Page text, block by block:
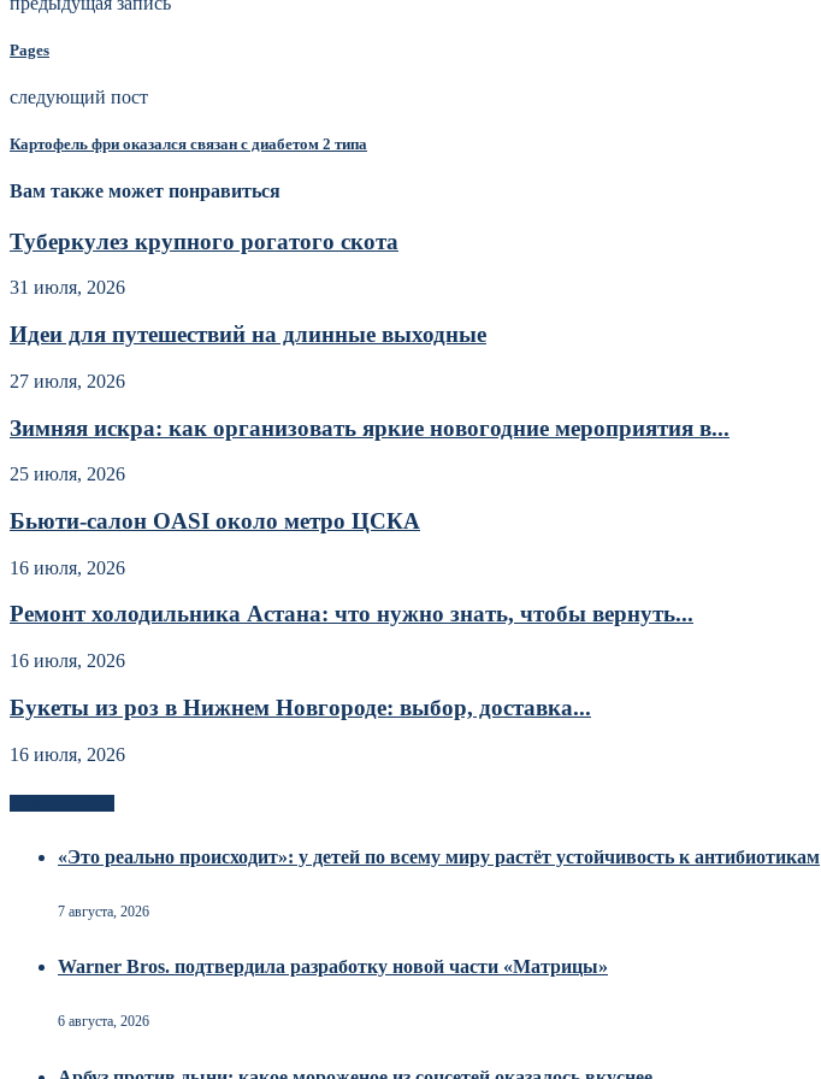
Pages
следующий пост
Картофель фри оказался связан с диабетом 2 типа
Вам также может понравиться
Туберкулез крупного рогатого скота
31 июля, 2026
Идеи для путешествий на длинные выходные
27 июля, 2026
Зимняя искра: как организовать яркие новогодние мероприятия в...
25 июля, 2026
Бьюти-салон OASI около метро ЦСКА
16 июля, 2026
Ремонт холодильника Астана: что нужно знать, чтобы вернуть...
16 июля, 2026
Букеты из роз в Нижнем Новгороде: выбор, доставка...
16 июля, 2026
«Это реально происходит»: у детей по всему миру растёт устойчивость к антибиотикам
7 августа, 2026
Warner Bros. подтвердила разработку новой части «Матрицы»
6 августа, 2026